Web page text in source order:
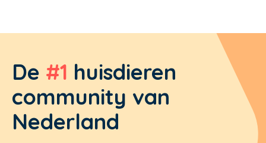
De #1 huisdieren
community van
Nederland